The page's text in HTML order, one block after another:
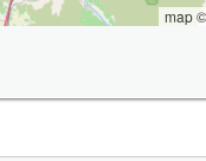
map ©